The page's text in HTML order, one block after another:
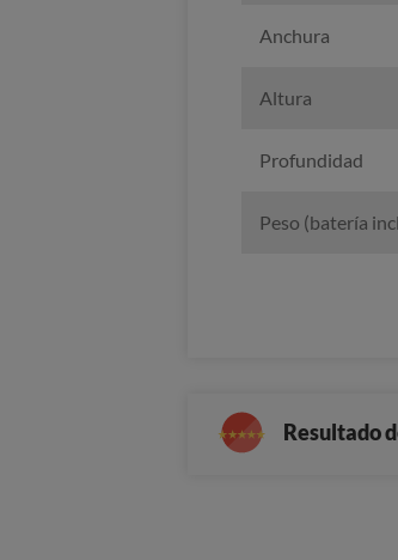
Anchura
Altura
Profundidad
Peso (batería
Resultado